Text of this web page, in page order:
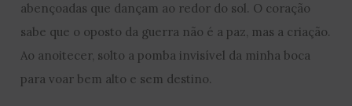
abençoadas que dançam ao redor do sol. O coração
sabe que o oposto da guerra não é a paz, mas a criação.
Ao anoitecer, solto a pomba invisível da minha boca
para voar bem alto e sem destino.